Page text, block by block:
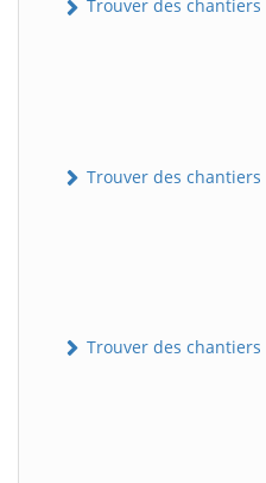
Trouver des chantiers
Trouver des
Trouver des chantiers